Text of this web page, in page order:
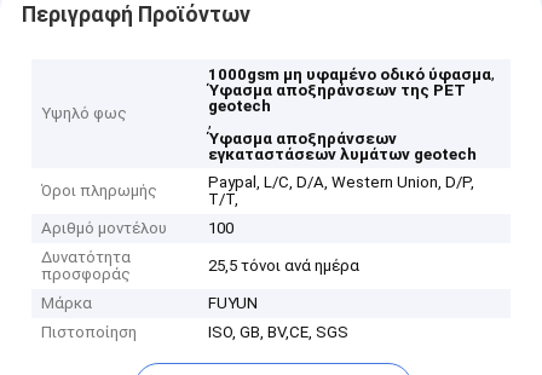
Περιγραφή Προϊόντων
Υψηλό φως
1000gsm μη υφαμένο οδικό ύφασμα,
Ύφασμα αποξηράνσεων της PET
geotech
,
Ύφασμα αποξηράνσεων
εγκαταστάσεων λυμάτων geotech
Όροι πληρωμής
Paypal, L/C, D/A, Western Union, D/P,
T/T,
Αριθμό μοντέλου
100
Δυνατότητα
προσφοράς
25,5 τόνοι ανά ημέρα
Μάρκα
FUYUN
Πιστοποίηση
ISO, GB, BV,CE, SGS